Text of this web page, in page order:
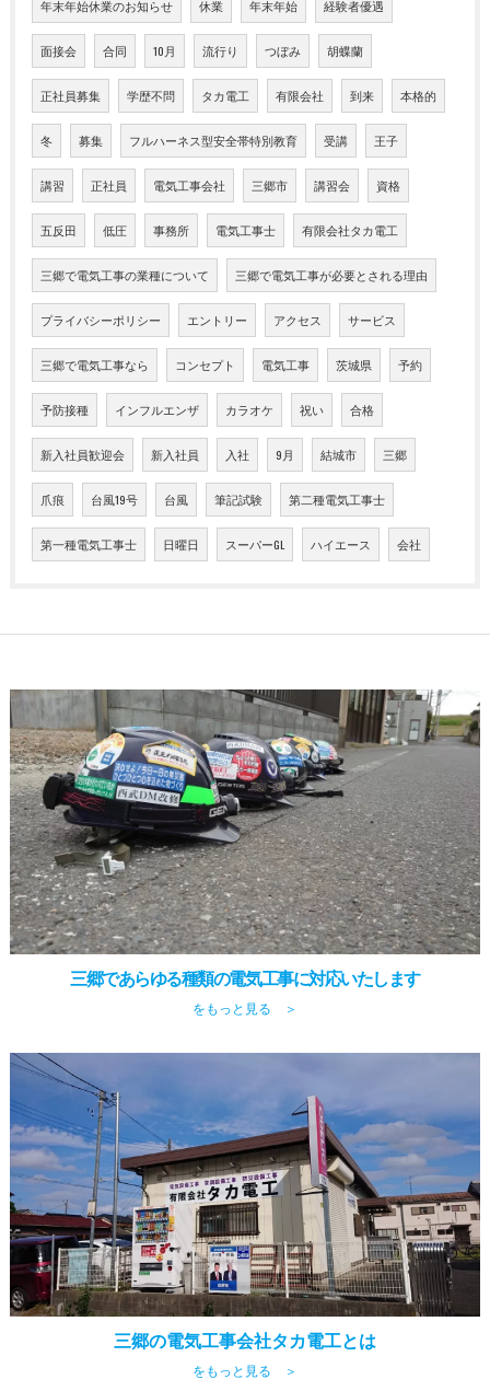
年末年始休業のお知らせ 休業 年末年始 経験者優遇
面接会 合同 10月 流行り つぼみ 胡蝶蘭
正社員募集 学歴不問 タカ電工 有限会社 到来 本格的
冬 募集 フルハーネス型安全帯特別教育 受講 王子
講習 正社員 電気工事会社 三郷市 講習会 資格
五反田 低圧 事務所 電気工事士 有限会社タカ電工
三郷で電気工事の業種について 三郷で電気工事が必要とされる理由
プライバシーポリシー エントリー アクセス サービス
三郷で電気工事なら コンセプト 電気工事 茨城県 予約
予防接種 インフルエンザ カラオケ 祝い 合格
新入社員歓迎会 新入社員 入社 9月 結城市 三郷
爪痕 台風19号 台風 筆記試験 第二種電気工事士
第一種電気工事士 日曜日 スーパーGL ハイエース 会社
三郷であらゆる種類の電気工事に対応いたします
をもっと見る ＞
三郷の電気工事会社タカ電工とは
をもっと見る ＞